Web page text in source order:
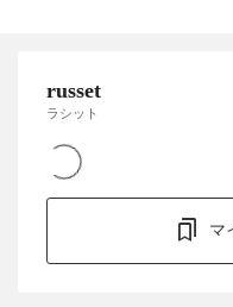
russet
ラシット
マ